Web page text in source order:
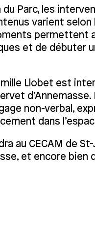
du Parc, les
varient selon
permettent
et de débuter
Llobet est
d’Annemasse.
non-verbal,
dans
au CECAM de
et encore bien